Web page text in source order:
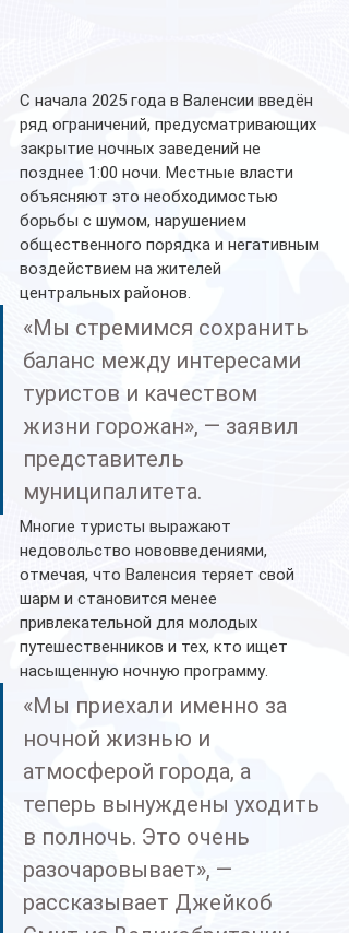
С начала 2025 года в Валенсии введён
ряд ограничений, предусматривающих
закрытие ночных заведений не
позднее 1:00 ночи. Местные власти
объясняют это необходимостью
борьбы с шумом, нарушением
общественного порядка и негативным
воздействием на жителей
центральных районов.
«Мы стремимся сохранить
баланс между интересами
туристов и качеством
жизни горожан», — заявил
представитель
муниципалитета.
Многие туристы выражают
недовольство нововведениями,
отмечая, что Валенсия теряет свой
шарм и становится менее
привлекательной для молодых
путешественников и тех, кто ищет
насыщенную ночную программу.
«Мы приехали именно за
ночной жизнью и
атмосферой города, а
теперь вынуждены уходить
в полночь. Это очень
разочаровывает», —
рассказывает Джейкоб